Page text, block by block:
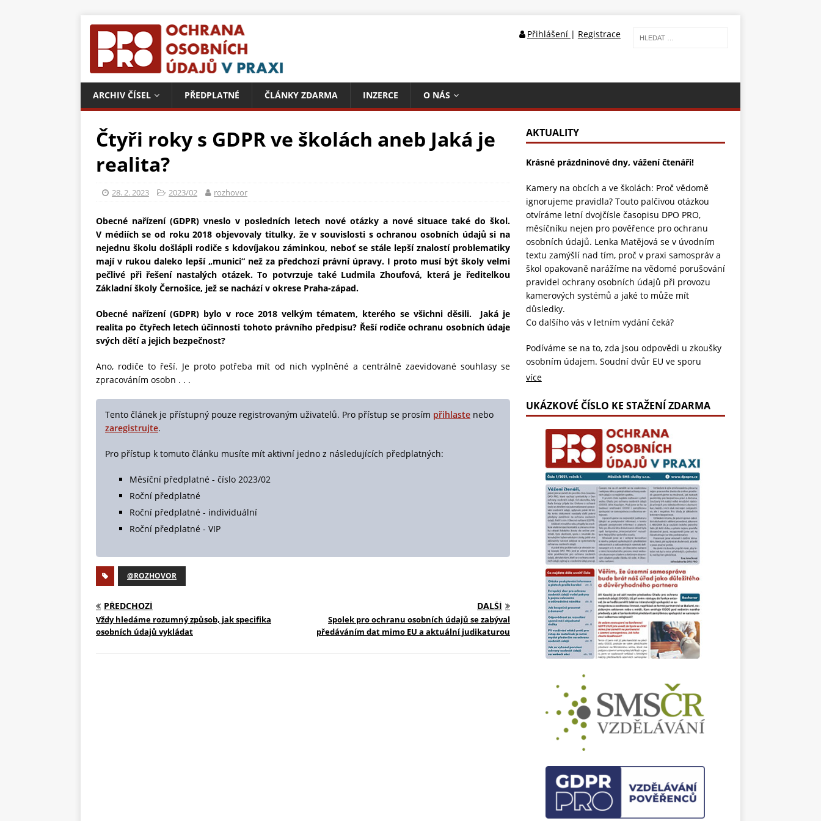
Přihlášení | Registrace
ARCHIV ČÍSEL PŘEDPLATNÉ ČLÁNKY ZDARMA INZERCE O NÁS
Čtyři roky s GDPR ve školách aneb Jaká je
realita?
28. 2. 2023 2023/02 rozhovor
Obecné nařízení (GDPR) vneslo v posledních letech nové otázky a nové situace také do škol.
V médiích se od roku 2018 objevovaly titulky, že v souvislosti s ochranou osobních údajů si na
nejednu školu došlápli rodiče s kdovíjakou záminkou, neboť se stále lepší znalostí problematiky
mají v rukou daleko lepší „munici“ než za předchozí právní úpravy. I proto musí být školy velmi
pečlivé při řešení nastalých otázek. To potvrzuje také Ludmila Zhoufová, která je ředitelkou
Základní školy Černošice, jež se nachází v okrese Praha-západ.
Obecné nařízení (GDPR) bylo v roce 2018 velkým tématem, kterého se všichni děsili. Jaká je
realita po čtyřech letech účinnosti tohoto právního předpisu? Řeší rodiče ochranu osobních údaje
svých dětí a jejich bezpečnost?
Ano, rodiče to řeší. Je proto potřeba mít od nich vyplněné a centrálně zaevidované souhlasy se
zpracováním osobn . . .
Tento článek je přístupný pouze registrovaným uživatelů. Pro přístup se prosím přihlaste nebo
zaregistrujte.
Pro přístup k tomuto článku musíte mít aktivní jedno z následujících předplatných:
Měsíční předplatné - číslo 2023/02
Roční předplatné
Roční předplatné - individuální
Roční předplatné - VIP
@ROZHOVOR
PŘEDCHOZÍ
Vždy hledáme rozumný způsob, jak specifika
osobních údajů vykládat
DALŠÍ
Spolek pro ochranu osobních údajů se zabýval
předáváním dat mimo EU a aktuální judikaturou
AKTUALITY
Krásné prázdninové dny, vážení čtenáři!
Kamery na obcích a ve školách: Proč vědomě
ignorujeme pravidla? Touto palčivou otázkou
otvíráme letní dvojčísle časopisu DPO PRO,
měsíčníku nejen pro pověřence pro ochranu
osobních údajů. Lenka Matějová se v úvodním
textu zamýšlí nad tím, proč v praxi samospráv a
škol opakovaně narážíme na vědomé porušování
pravidel ochrany osobních údajů při provozu
kamerových systémů a jaké to může mít
důsledky.
Co dalšího vás v letním vydání čeká?
Podíváme se na to, zda jsou odpovědi u zkoušky
osobním údajem. Soudní dvůr EU ve sporu
neúspěšného účetního s irským institutem
poznámky hodnotitele představují osobní údaje,
ke kterým musí mít student přístup. Tento
judikát tak zásadně ovlivnil práva na ochranu
soukromí v oblasti vzdělávání a profesních
Všichni navíc známe situaci, kdy na mobilu
narazíme na limit úložiště a data přesuneme na
vzdálené servery. Využívání cloudu je dnes
standardem pro jednotlivce i firmy, a proto se
Ludmila Probstová ve svém článku věnuje
limitům fyzické kontroly, specifickým úskalím z
hlediska GDPR a rozdělení rolí mezi uživatelem
a globálními poskytovateli.
S ohledem na bezprecedentní bezpečnostní
situaci ve světě se Evropská unie zaměřila také
na zvyšování odolnosti klíčových institucí. Cílem
nové legislativy je zajistit, aby relevantní
subjekty byly schopné okamžitě reagovat na
propojení s ochranou osobních údajů a jaké
nové povinnosti z ní pro správce vyplývají? To ve
svém textu detailně rozebírá Vojtěch Dlouhý.
Ptáte se, zda je to vše? Kdepak. Časopis přináší i
řadu dalších informací, aktualit a inspirativních
nerušené čtení a pohodové letní dny vám přeje
Eva JANEČKOVÁ
šéfredaktorka
více
UKÁZKOVÉ ČÍSLO KE STAŽENÍ ZDARMA